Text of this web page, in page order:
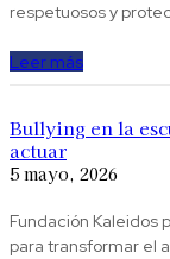
respetuosos y
Leer más
Bullying en la
actuar
5 mayo, 2026
Fundación Kaleidos
para transformar el